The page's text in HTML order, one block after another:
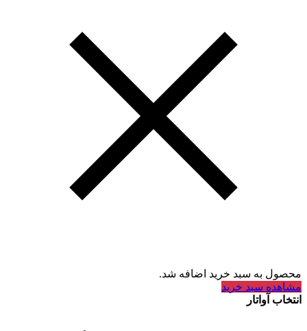
محصول به سبد خرید اضافه شد.
مشاهده سبد خرید
انتخاب آواتار